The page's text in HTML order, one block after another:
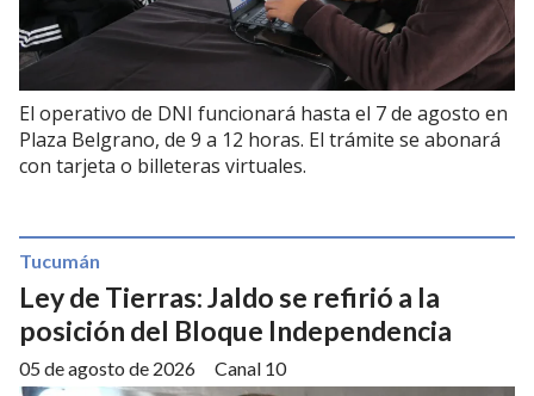
El operativo de DNI funcionará hasta el 7 de agosto en
Plaza Belgrano, de 9 a 12 horas. El trámite se abonará
con tarjeta o billeteras virtuales.
Ley de Tierras: Jaldo se refirió a la
posición del Bloque Independencia
Canal 10
Tucumán
05 de agosto de 2026